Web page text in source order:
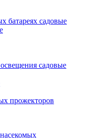
батареях садовые
садовые
прожекторов